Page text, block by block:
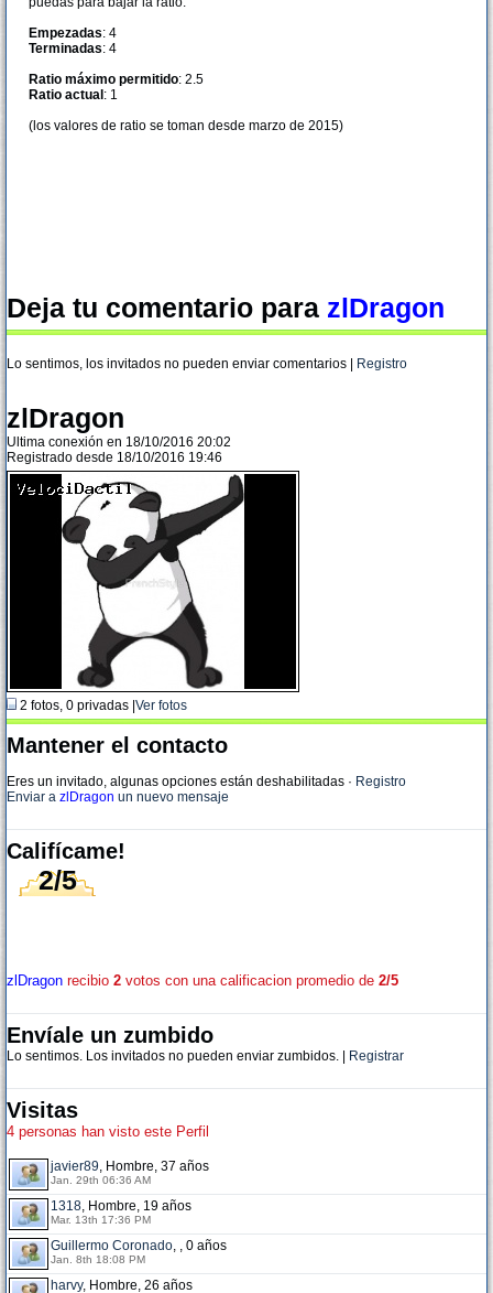
Empezadas: 4
Terminadas: 4
Ratio máximo permitido: 2.5
Ratio actual : 1
(los valores de ratio se toman desde marzo de 2015)
Deja tu comentario para zlDragon
Lo sentimos, los invitados no pueden enviar comentarios | Registro
zlDragon
Ultima conexión en 18/10/2016 20:02
Registrado desde 18/10/2016 19:46
2 fotos, 0 privadas | Ver fotos
Mantener el contacto
Eres un invitado, algunas opciones están deshabilitadas · Registro
Enviar a zlDragon un nuevo mensaje
Califícame!
2/5
zlDragon recibio 2 votos con una calificacion promedio de 2/5
Envíale un zumbido
Lo sentimos. Los invitados no pueden enviar zumbidos. | Registrar
Visitas
4 personas han visto este Perfil
javier89, Hombre, 37 años
Jan. 29th 06:36 AM
1318, Hombre, 19 años
Mar. 13th 17:36 PM
Guillermo Coronado, , 0 años
Jan. 8th 18:08 PM
harvy, Hombre, 26 años